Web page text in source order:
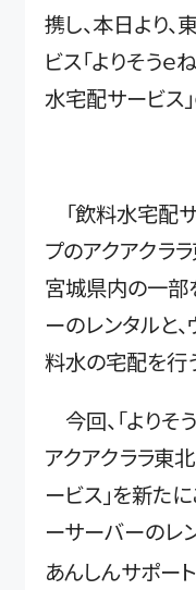
携し、本日より
ビス「よりそう
水宅配サービス
「飲料水宅配
プのアクアクラ
宮城県内の一部
ーのレンタルと
料水の宅配を行
今回、「よりそ
アクアクララ東
ービス」を新た
ーサーバーのレ
あんしんサポー